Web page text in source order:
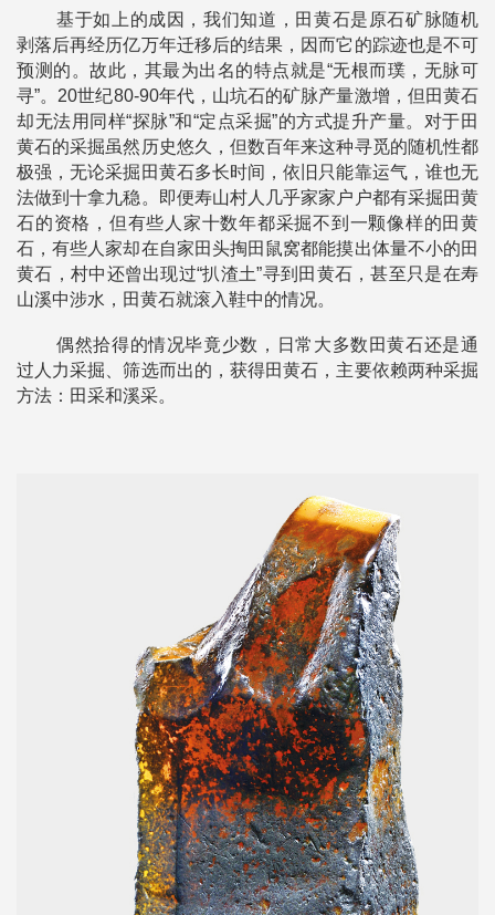
基于如上的成因，我们知道，田黄石是原石矿脉随机
剥落后再经历亿万年迁移后的结果，因而它的踪迹也是不可
预测的。故此，其最为出名的特点就是“无根而璞，无脉可
寻”。20世纪80-90年代，山坑石的矿脉产量激增，但田黄石
却无法用同样“探脉”和“定点采掘”的方式提升产量。对于田
黄石的采掘虽然历史悠久，但数百年来这种寻觅的随机性都
极强，无论采掘田黄石多长时间，依旧只能靠运气，谁也无
法做到十拿九稳。即便寿山村人几乎家家户户都有采掘田黄
石的资格，但有些人家十数年都采掘不到一颗像样的田黄
石，有些人家却在自家田头掏田鼠窝都能摸出体量不小的田
黄石，村中还曾出现过“扒渣土”寻到田黄石，甚至只是在寿
山溪中涉水，田黄石就滚入鞋中的情况。
偶然拾得的情况毕竟少数，日常大多数田黄石还是通
过人力采掘、筛选而出的，获得田黄石，主要依赖两种采掘
方法：田采和溪采。